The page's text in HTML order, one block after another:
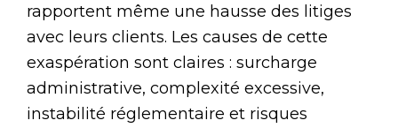
rapportent même une hausse des litiges
avec leurs clients. Les causes de cette
exaspération sont claires : surcharge
administrative, complexité excessive,
instabilité réglementaire et risques